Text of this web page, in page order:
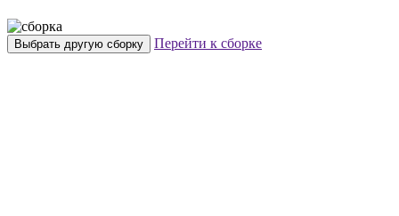
Выбрать другую сборку Перейти к сборке